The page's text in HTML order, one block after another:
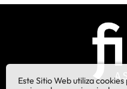
Este Sitio Web utiliza